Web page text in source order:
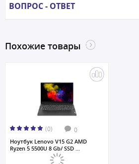
ВОПРОС - ОТВЕТ
Похожие товары
(0) 0
Ноутбук Lenovo V15 G2 AMD
Ryzen 5 5500U 8 Gb/ SSD ...